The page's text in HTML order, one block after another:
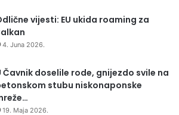
vijesti: EU ukida roaming za
4. Juna 2026.
Čavnik doselile rode, gnijezdo svile na
stubu niskonaponske
19. Maja 2026.